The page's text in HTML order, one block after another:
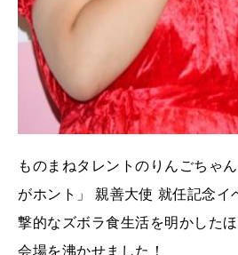
ものまねタレントのりんごちゃ
がホント」 親善大使 就任記念
撃的なズボラ食生活を明かした
会場を沸かせました！